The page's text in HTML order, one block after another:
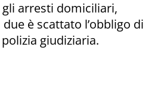
arresti domiciliari,
è scattato l’obbligo di
giudiziaria.